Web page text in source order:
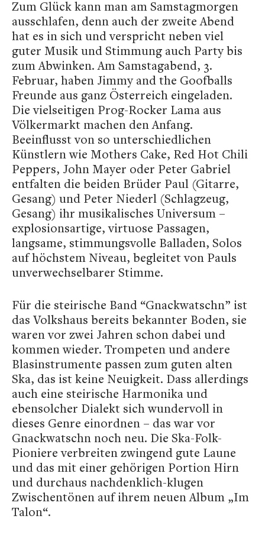
Zum Glück kann man am Samstagmorgen
ausschlafen, denn auch der zweite Abend
hat es in sich und verspricht neben viel
guter Musik und Stimmung auch Party bis
zum Abwinken. Am Samstagabend, 3.
Februar, haben Jimmy and the Goofballs
Freunde aus ganz Österreich eingeladen.
Die vielseitigen Prog-Rocker Lama aus
Völkermarkt machen den Anfang.
Beeinflusst von so unterschiedlichen
Künstlern wie Mothers Cake, Red Hot Chili
Peppers, John Mayer oder Peter Gabriel
entfalten die beiden Brüder Paul (Gitarre,
Gesang) und Peter Niederl (Schlagzeug,
Gesang) ihr musikalisches Universum –
explosionsartige, virtuose Passagen,
langsame, stimmungsvolle Balladen, Solos
auf höchstem Niveau, begleitet von Pauls
unverwechselbarer Stimme.
Für die steirische Band “Gnackwatschn” ist
das Volkshaus bereits bekannter Boden, sie
waren vor zwei Jahren schon dabei und
kommen wieder. Trompeten und andere
Blasinstrumente passen zum guten alten
Ska, das ist keine Neuigkeit. Dass allerdings
auch eine steirische Harmonika und
ebensolcher Dialekt sich wundervoll in
dieses Genre einordnen – das war vor
Gnackwatschn noch neu. Die Ska-Folk-
Pioniere verbreiten zwingend gute Laune
und das mit einer gehörigen Portion Hirn
und durchaus nachdenklich-klugen
Zwischentönen auf ihrem neuen Album „Im
Talon“.